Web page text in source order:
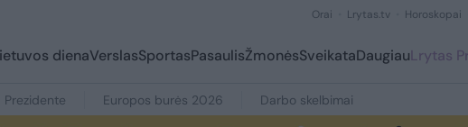
Orai Lrytas.tv Horoskopai
dienaVerslasSportasPasaulisŽmonėsSveikataDaugiauLrytas
Prezidente Europos burės 2026 Darbo skelbimai